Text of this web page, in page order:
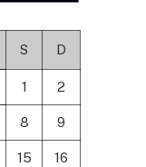
S D
1 2
8 9
15 16